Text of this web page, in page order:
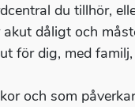
du tillhör,
dåligt och
för dig, med
och som